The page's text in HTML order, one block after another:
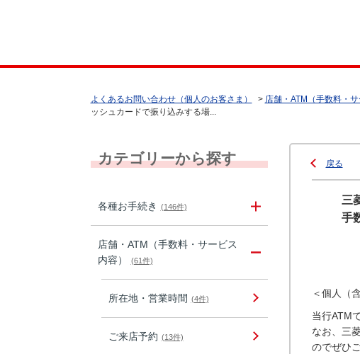
よくあるお問い合わせ（個人のお客さま） > 店舗・ATM（手数料・サ
ッシュカードで振り込みする場...
カテゴリーから探す
各種お手続き (146件)
店舗・ATM（手数料・サービス
内容）
(61件)
所在地・営業時間 (4件)
ご来店予約 (13件)
戻る
三
手
＜個人（
当行ATM
なお、三
のでぜひ